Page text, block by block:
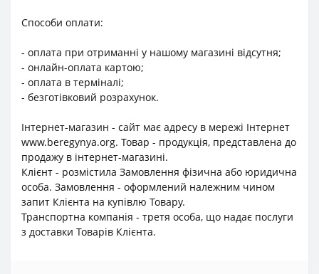
Способи оплати:
- оплата при отриманні у нашому магазині відсутня;
- онлайн-оплата картою;
- оплата в терміналі;
- безготівковий розрахунок.
Інтернет-магазин - сайт має адресу в мережі Інтернет
www.beregynya.org. Товар - продукція, представлена до
продажу в інтернет-магазині.
Клієнт - розмістила Замовлення фізична або юридична
особа. Замовлення - оформлений належним чином
запит Клієнта на купівлю Товару.
Транспортна компанія - третя особа, що надає послуги
з доставки Товарів Клієнта.